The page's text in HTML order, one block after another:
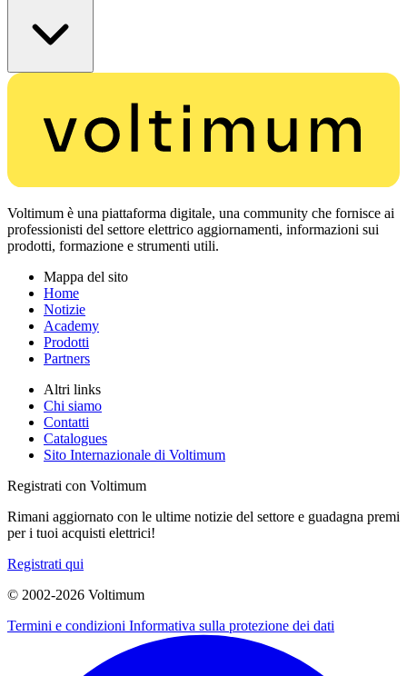
Voltimum è una piattaforma digitale, una community che fornisce ai
professionisti del settore elettrico aggiornamenti, informazioni sui
prodotti, formazione e strumenti utili.
Mappa del sito
Home
Notizie
Academy
Prodotti
Partners
Altri links
Chi siamo
Contatti
Catalogues
Sito Internazionale di Voltimum
Registrati con Voltimum
Rimani aggiornato con le ultime notizie del settore e guadagna premi
per i tuoi acquisti elettrici!
Registrati qui
© 2002-2026 Voltimum
Termini e condizioni Informativa sulla protezione dei dati